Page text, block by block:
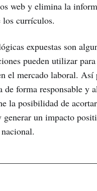
web y elimina la
los currículos.
expuestas son
pueden utilizar
el mercado laboral. Así
de forma responsable y
la posibilidad de
generar un impacto